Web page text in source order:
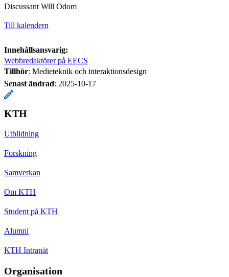
Discussant Will Odom
Till kalendern
Innehållsansvarig:
Webbredaktörer på EECS
Tillhör: Medieteknik och interaktionsdesign
Senast ändrad: 2025-10-17
KTH
Utbildning
Forskning
Samverkan
Om KTH
Student på KTH
Alumni
KTH Intranät
Organisation